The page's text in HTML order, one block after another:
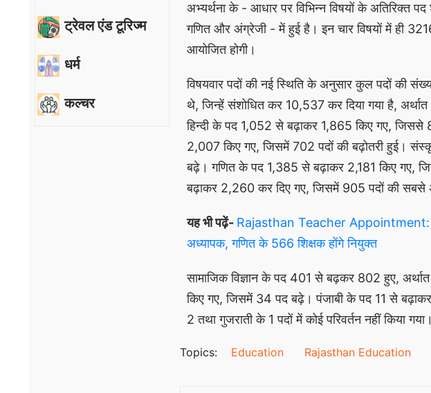
ट्रेवल एंड टूरिज्म
धर्म
कल्चर
अभ्यर्थना के - आधार पर विभिन्न विषयों के अतिरिक्त पद
गणित और अंग्रेजी - में हुई है। इन चार विषयों में ही
आयोजित होगी।
विषयवार पदों की नई स्थिति के अनुसार कुल पदों की
थे, जिन्हें संशोधित कर 10,537 कर दिया गया है,
हिन्दी के पद 1,052 से बढ़ाकर 1,865 किए गए, जिससे
2,007 किए गए, जिसमें 702 पदों की बढ़ोतरी हुई।
बढ़े। गणित के पद 1,385 से बढ़ाकर 2,181 किए गए,
बढ़ाकर 2,260 कर दिए गए, जिसमें 905 पदों की सबसे
यह भी पढ़ें- Rajasthan Teacher Appointment:
अध्यापक, गणित के 566 शिक्षक होंगे नियुक्त
सामाजिक विज्ञान के पद 401 से बढ़कर 802 हुए,
किए गए, जिसमें 34 पद बढ़े। पंजाबी के पद 11 से बढ़ाकर
2 तथा गुजराती के 1 पदों में कोई परिवर्तन नहीं किया गया।
Topics: Education Rajasthan Education